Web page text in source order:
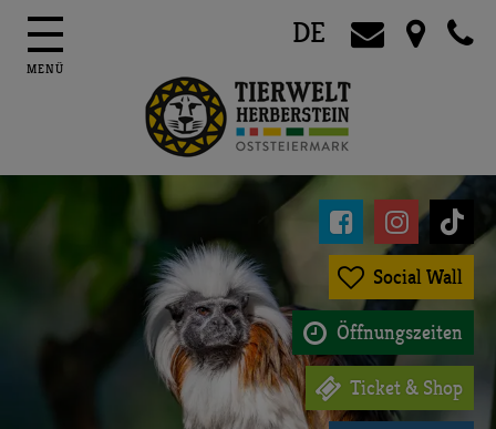
DE
  
 Social Wall
 Öffnungszeiten
 Ticket & Shop